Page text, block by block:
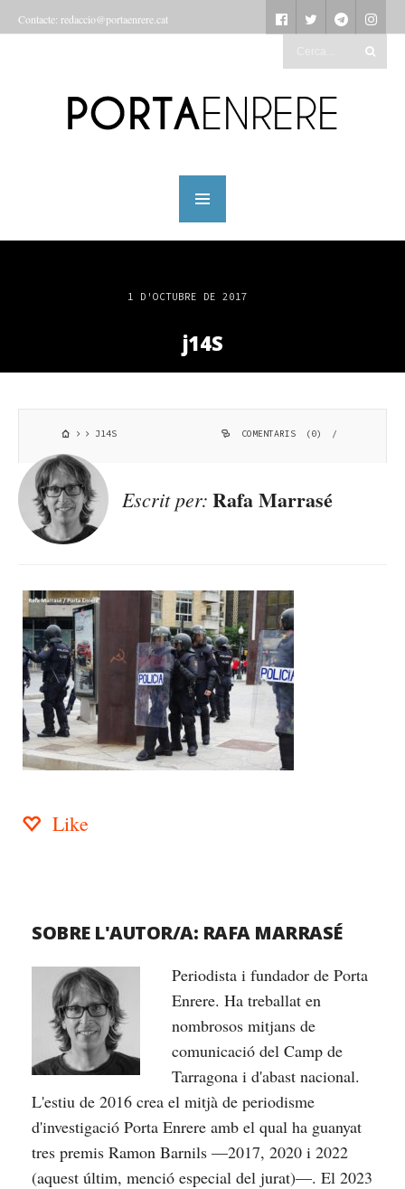
Contacte: redaccio@portaenrere.cat
1 D'OCTUBRE DE 2017
j14S
J14S COMENTARIS (0) /
Escrit per: Rafa Marrasé
Like
SOBRE L'AUTOR/A: RAFA MARRASÉ
Periodista i fundador de Porta
Enrere. Ha treballat en
nombrosos mitjans de
comunicació del Camp de
Tarragona i d'abast nacional.
L'estiu de 2016 crea el mitjà de periodisme
d'investigació Porta Enrere amb el qual ha guanyat
tres premis Ramon Barnils —2017, 2020 i 2022
(aquest últim, menció especial del jurat)—. El 2023